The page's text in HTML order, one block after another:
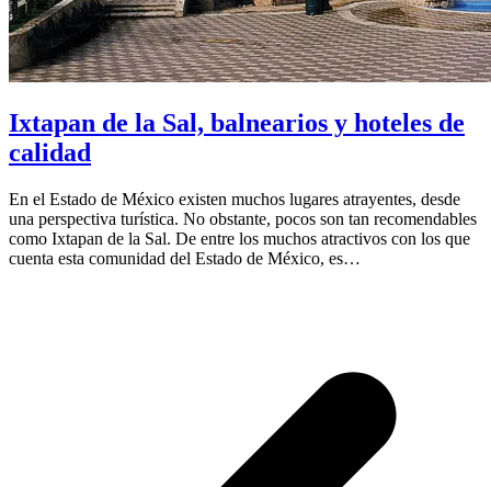
Ixtapan de la Sal, balnearios y hoteles de
calidad
En el Estado de México existen muchos lugares atrayentes, desde
una perspectiva turística. No obstante, pocos son tan recomendables
como Ixtapan de la Sal. De entre los muchos atractivos con los que
cuenta esta comunidad del Estado de México, es…